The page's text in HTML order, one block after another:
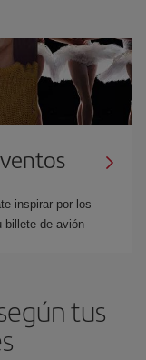
inspirar por los
billete de avión
tus